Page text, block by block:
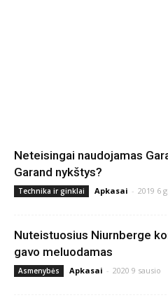
Neteisingai naudojamas
Garand nykštys?
Technika ir ginklai Apkasai - 2019 6
Nuteistuosius Niurnberge
gavo meluodamas
Asmenybės Apkasai - 2020 9 sausio